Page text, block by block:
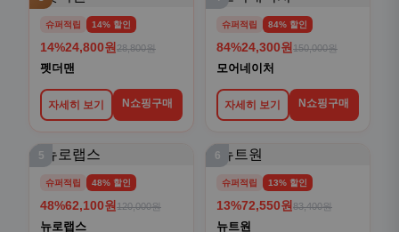
슈퍼적립 14% 할인
14%24,800원 28,800원
펫더맨
자세히 보기 N쇼핑구매
슈퍼적립 84% 할인
84%24,300원 150,000원
모어네이처
자세히 보기 N쇼핑구매
5
슈퍼적립 48% 할인
48%62,100원 120,000원
뉴로랩스
6
슈퍼적립 13% 할인
13%72,550원 83,400원
뉴트원